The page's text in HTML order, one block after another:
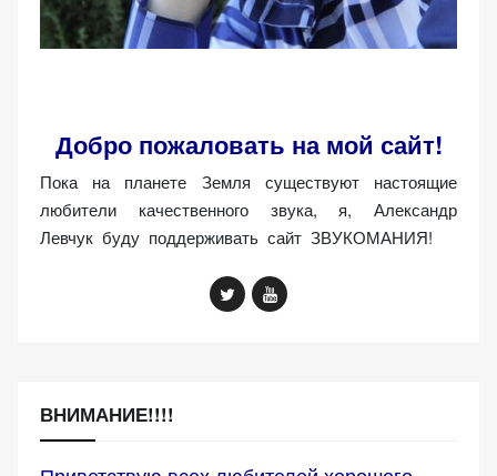
Добро пожаловать на мой сайт!
Пока на планете Земля существуют настоящие
любители качественного звука, я, Александр
Левчук буду поддерживать сайт ЗВУКОМАНИЯ!
ВНИМАНИЕ!!!!